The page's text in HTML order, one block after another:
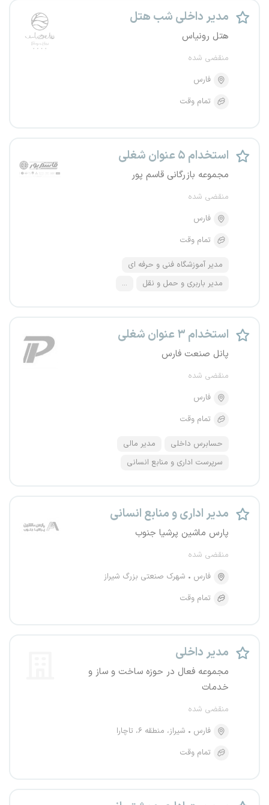
مدیر داخلی شب هتل
هتل رونیاس
منقضی شده
فارس
تمام وقت
استخدام ۵ عنوان شغلی
مجموعه بازرگانی قاسم پور
منقضی شده
فارس
تمام وقت
مدیر آموزشگاه فنی و حرفه ای
مدیر باربری و حمل و نقل
...
استخدام ۳ عنوان شغلی
پانل صنعت فارس
منقضی شده
فارس
تمام وقت
حسابرس داخلی
مدیر مالی
سرپرست اداری و منابع انسانی
مدیر اداری و منابع انسانی
پارس ماشین پرشیا جنوب
منقضی شده
فارس
شهرک صنعتی بزرگ شیراز
تمام وقت
مدیر داخلی
مجموعه فعال در حوزه ساخت و ساز و
خدمات
منقضی شده
فارس
شیراز، منطقه ۶، تاچارا
تمام وقت